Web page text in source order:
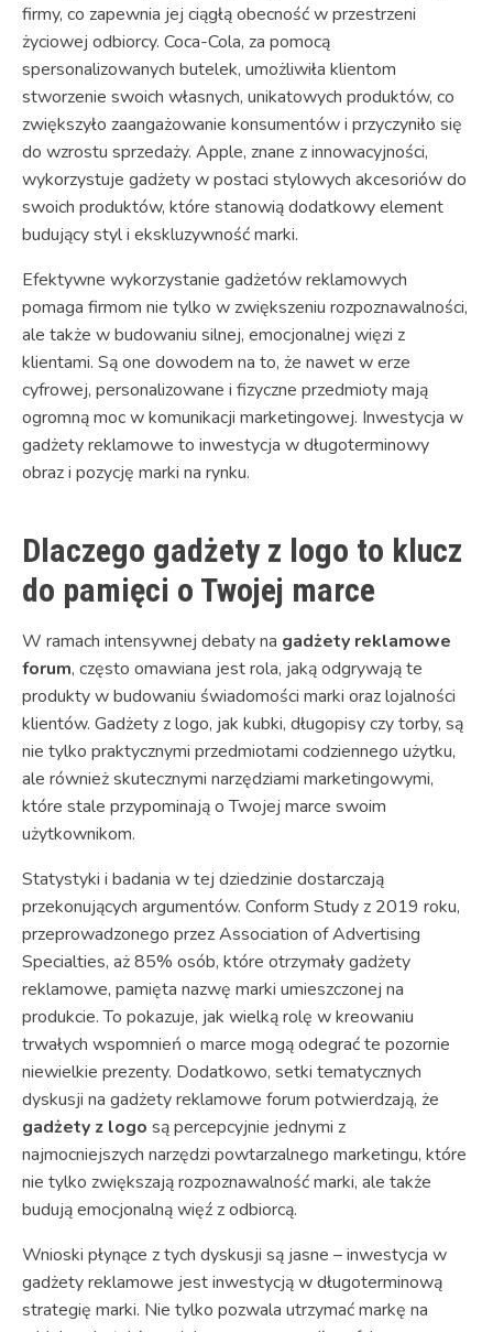
firmy, co zapewnia jej ciągłą obecność w przestrzeni
życiowej odbiorcy. Coca-Cola, za pomocą
spersonalizowanych butelek, umożliwiła klientom
stworzenie swoich własnych, unikatowych produktów, co
zwiększyło zaangażowanie konsumentów i przyczyniło się
do wzrostu sprzedaży. Apple, znane z innowacyjności,
wykorzystuje gadżety w postaci stylowych akcesoriów do
swoich produktów, które stanowią dodatkowy element
budujący styl i ekskluzywność marki.
Efektywne wykorzystanie gadżetów reklamowych
pomaga firmom nie tylko w zwiększeniu rozpoznawalności,
ale także w budowaniu silnej, emocjonalnej więzi z
klientami. Są one dowodem na to, że nawet w erze
cyfrowej, personalizowane i fizyczne przedmioty mają
ogromną moc w komunikacji marketingowej. Inwestycja w
gadżety reklamowe to inwestycja w długoterminowy
obraz i pozycję marki na rynku.
Dlaczego gadżety z logo to klucz
do pamięci o Twojej marce
W ramach intensywnej debaty na gadżety reklamowe
forum, często omawiana jest rola, jaką odgrywają te
produkty w budowaniu świadomości marki oraz lojalności
klientów. Gadżety z logo, jak kubki, długopisy czy torby, są
nie tylko praktycznymi przedmiotami codziennego użytku,
ale również skutecznymi narzędziami marketingowymi,
które stale przypominają o Twojej marce swoim
użytkownikom.
Statystyki i badania w tej dziedzinie dostarczają
przekonujących argumentów. Conform Study z 2019 roku,
przeprowadzonego przez Association of Advertising
Specialties, aż 85% osób, które otrzymały gadżety
reklamowe, pamięta nazwę marki umieszczonej na
produkcie. To pokazuje, jak wielką rolę w kreowaniu
trwałych wspomnień o marce mogą odegrać te pozornie
niewielkie prezenty. Dodatkowo, setki tematycznych
dyskusji na gadżety reklamowe forum potwierdzają, że
gadżety z logo są percepcyjnie jednymi z
najmocniejszych narzędzi powtarzalnego marketingu, które
nie tylko zwiększają rozpoznawalność marki, ale także
budują emocjonalną więź z odbiorcą.
Wnioski płynące z tych dyskusji są jasne – inwestycja w
gadżety reklamowe jest inwestycją w długoterminową
strategię marki. Nie tylko pozwala utrzymać markę na